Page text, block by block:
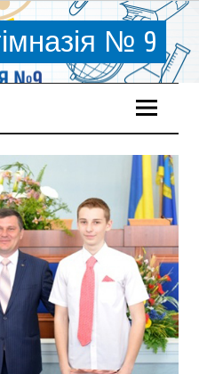
№ 9